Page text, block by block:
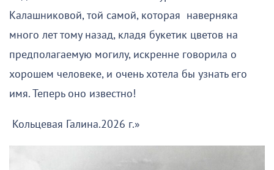
Калашниковой, той самой, которая наверняка
много лет тому назад, кладя букетик цветов на
предполагаемую могилу, искренне говорила о
хорошем человеке, и очень хотела бы узнать его
имя. Теперь оно известно!
Кольцевая Галина.2026 г.»